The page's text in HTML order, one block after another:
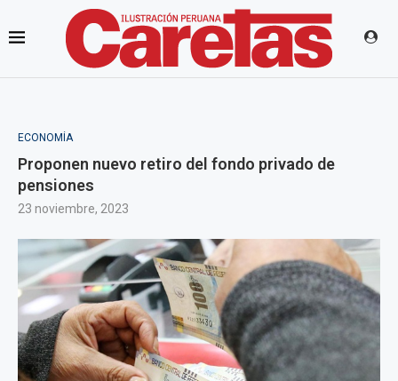
ECONOMÍA
Proponen nuevo retiro del fondo privado de
pensiones
23 noviembre, 2023